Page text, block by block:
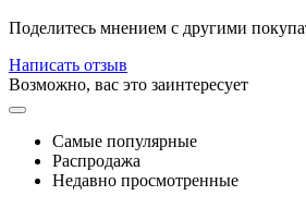
Поделитесь мнением с другими
Написать отзыв
Возможно, вас это заинтересует
Самые популярные
Распродажа
Недавно просмотренные